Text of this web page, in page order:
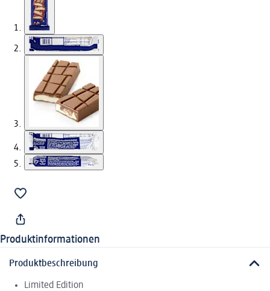
Produktinformationen
Produktbeschreibung
Limited Edition